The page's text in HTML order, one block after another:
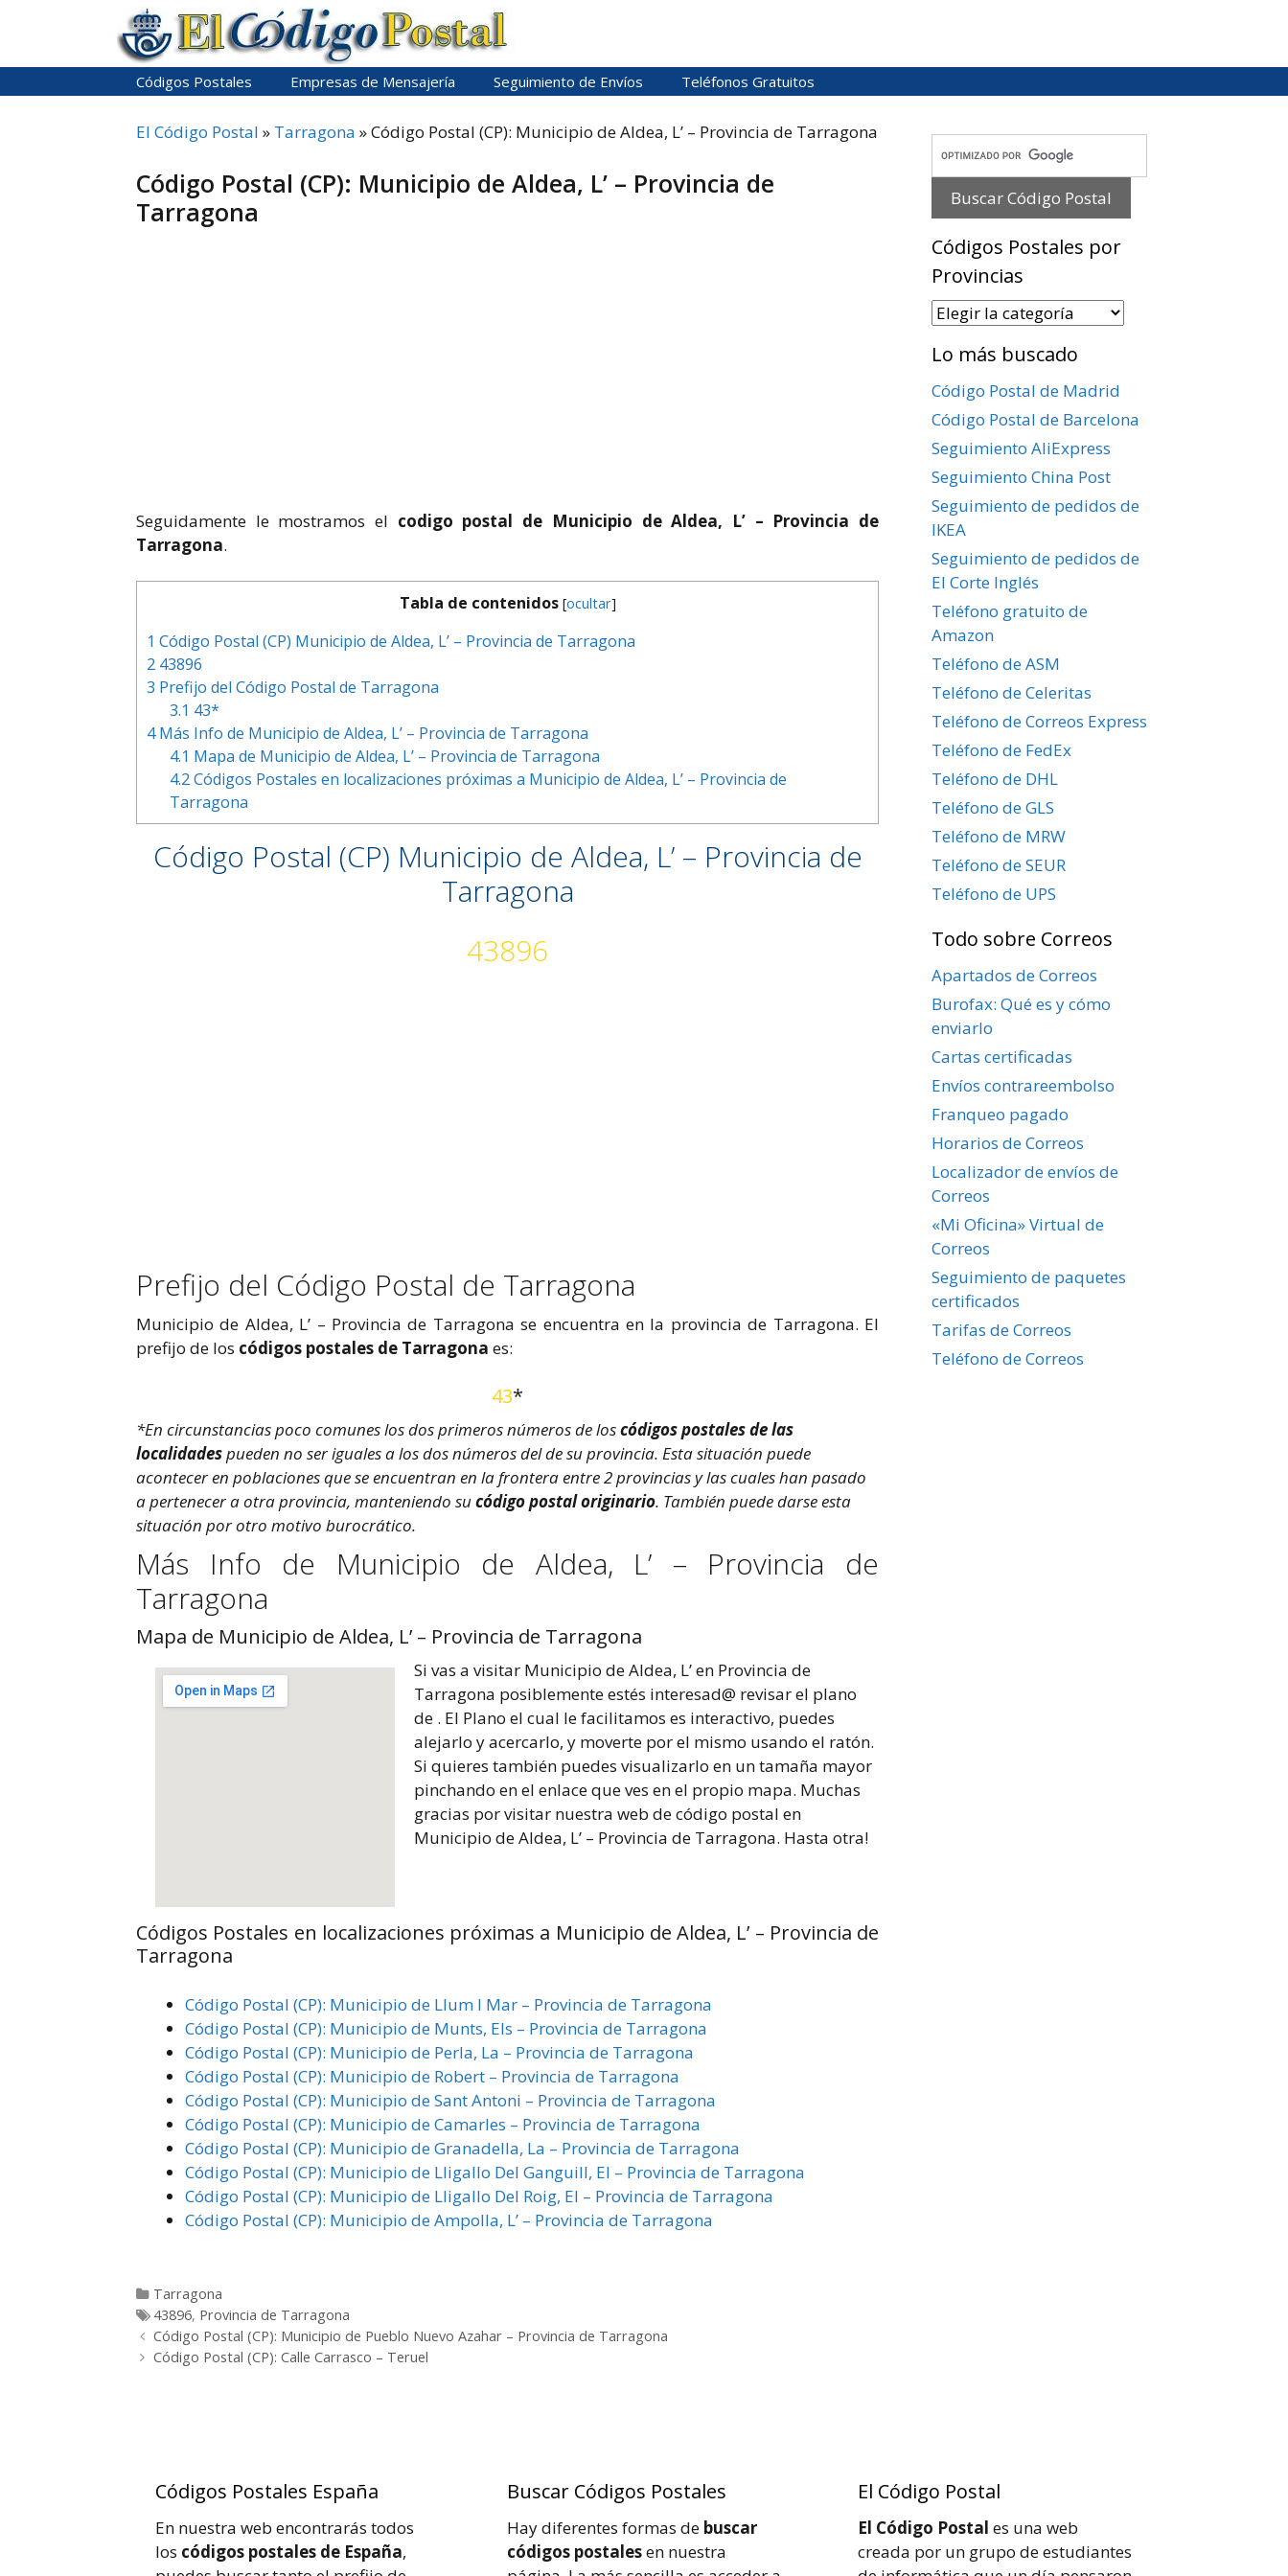
Códigos Postales Empresas de Mensajería Seguimiento de Envíos Teléfonos Gratuitos
El Código Postal » Tarragona »Código Postal (CP): Municipio de Aldea, L’ – Provincia de Tarragona
Código Postal (CP): Municipio de Aldea, L’ – Provincia de
Tarragona
Seguidamente le mostramos el codigo postal de Municipio de Aldea, L’ – Provincia de
Tarragona.
Tabla de contenidos [ocultar]
1 Código Postal (CP) Municipio de Aldea, L’ – Provincia de Tarragona
2 43896
3 Prefijo del Código Postal de Tarragona
3.1 43*
4Más Info de Municipio de Aldea, L’ – Provincia de Tarragona
4.1 Mapa de Municipio de Aldea, L’ – Provincia de Tarragona
4.2Códigos Postales en localizaciones próximas a Municipio de Aldea, L’ – Provincia de
Tarragona
Código Postal (CP) Municipio de Aldea, L’ – Provincia de
Tarragona
43896
Prefijo del Código Postal de Tarragona
Municipio de Aldea, L’ – Provincia de Tarragona se encuentra en la provincia de Tarragona. El
prefijo de los códigos postales de Tarragona es:
43*
*En circunstancias poco comunes los dos primeros números de loscódigos postales de las
localidadespueden no ser iguales a los dos números del de su provincia. Esta situación puede
acontecer en poblaciones que se encuentran en la frontera entre 2 provincias y las cuales han pasado
a pertenecer a otra provincia, manteniendo sucódigo postal originario. También puede darse esta
situación por otro motivo burocrático.
Más Info de Municipio de Aldea, L’ – Provincia de
Tarragona
Mapa de Municipio de Aldea, L’ – Provincia de Tarragona
Si vas a visitar Municipio de Aldea, L’ en Provincia de
Tarragona posiblemente estés interesad@ revisar el plano
de . El Plano el cual le facilitamos es interactivo, puedes
alejarlo y acercarlo, y moverte por el mismo usando el ratón.
Si quieres también puedes visualizarlo en un tamaña mayor
pinchando en el enlace que ves en el propio mapa. Muchas
gracias por visitar nuestra web de código postal en
Municipio de Aldea, L’ – Provincia de Tarragona. Hasta otra!
Códigos Postales en localizaciones próximas a Municipio de Aldea, L’ – Provincia de
Tarragona
Código Postal (CP): Municipio de Llum I Mar – Provincia de Tarragona
Código Postal (CP): Municipio de Munts, Els – Provincia de Tarragona
Código Postal (CP): Municipio de Perla, La – Provincia de Tarragona
Código Postal (CP): Municipio de Robert – Provincia de Tarragona
Código Postal (CP): Municipio de Sant Antoni – Provincia de Tarragona
Código Postal (CP): Municipio de Camarles – Provincia de Tarragona
Código Postal (CP): Municipio de Granadella, La – Provincia de Tarragona
Código Postal (CP): Municipio de Lligallo Del Ganguill, El – Provincia de Tarragona
Código Postal (CP): Municipio de Lligallo Del Roig, El – Provincia de Tarragona
Código Postal (CP): Municipio de Ampolla, L’ – Provincia de Tarragona
Categorías
Tarragona
Etiquetas
43896, Provincia de Tarragona
Post
navigation
Código Postal (CP): Municipio de Pueblo Nuevo Azahar – Provincia de Tarragona
Código Postal (CP): Calle Carrasco – Teruel
Códigos Postales por
Provincias
Códigos
por
Provincias
Lo más buscado
Código Postal de Madrid
Código Postal de Barcelona
Seguimiento AliExpress
Seguimiento China Post
Seguimiento de pedidos de
IKEA
Seguimiento de pedidos de
El Corte Inglés
Teléfono gratuito de
Amazon
Teléfono de ASM
Teléfono de Celeritas
Teléfono de Correos Express
Teléfono de FedEx
Teléfono de DHL
Teléfono de GLS
Teléfono de MRW
Teléfono de SEUR
Teléfono de UPS
Todo sobre Correos
Apartados de Correos
Burofax: Qué es y cómo
enviarlo
Cartas certificadas
Envíos contrareembolso
Franqueo pagado
Horarios de Correos
Localizador de envíos de
Correos
«Mi Oficina» Virtual de
Correos
Seguimiento de paquetes
certificados
Tarifas de Correos
Teléfono de Correos
Códigos Postales España
En nuestra web encontrarás todos
los códigos postales de España,
Buscar Códigos Postales
Hay diferentes formas de buscar
códigos postalesen nuestra
El Código Postal
El Código Postal es una web
creada por un grupo de estudiantes